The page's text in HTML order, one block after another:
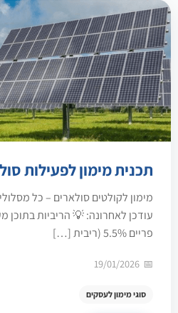
תכנית מימון לפעילות
עודכן לאחרונה: 💡 הריביות בתוכן
פריים 5.5% (ריבית […]
19/01/2026
סוגי מימון לעסקים